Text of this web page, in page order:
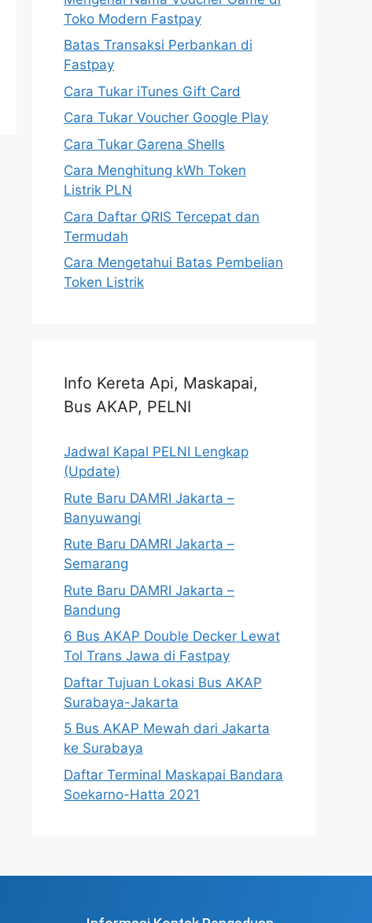
Toko Modern Fastpay
Batas Transaksi Perbankan di
Fastpay
Cara Tukar iTunes Gift Card
Cara Tukar Voucher Google Play
Cara Tukar Garena Shells
Cara Menghitung kWh Token
Listrik PLN
Cara Daftar QRIS Tercepat dan
Termudah
Cara Mengetahui Batas Pembelian
Token Listrik
Info Kereta Api, Maskapai,
Bus AKAP, PELNI
Jadwal Kapal PELNI Lengkap
(Update)
Rute Baru DAMRI Jakarta –
Banyuwangi
Rute Baru DAMRI Jakarta –
Semarang
Rute Baru DAMRI Jakarta –
Bandung
6 Bus AKAP Double Decker Lewat
Tol Trans Jawa di Fastpay
Daftar Tujuan Lokasi Bus AKAP
Surabaya-Jakarta
5 Bus AKAP Mewah dari Jakarta
ke Surabaya
Daftar Terminal Maskapai Bandara
Soekarno-Hatta 2021